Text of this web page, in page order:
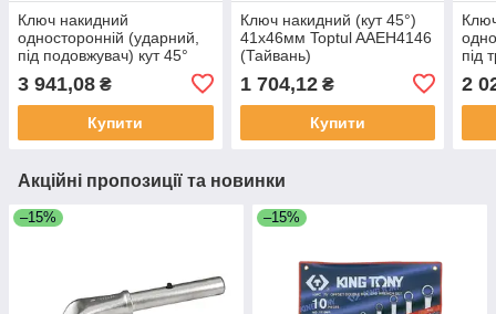
Ключ накидний
односторонній (ударний,
під подовжувач) кут 45°
(Тайвань)
3 941,08 ₴
Купити
Ключ накидний (кут 45°)
41х46мм Toptul AAEH4146
(Тайвань)
1 704,12₴
Купити
під
2
Акційні пропозиції та новинки
–15% –15%